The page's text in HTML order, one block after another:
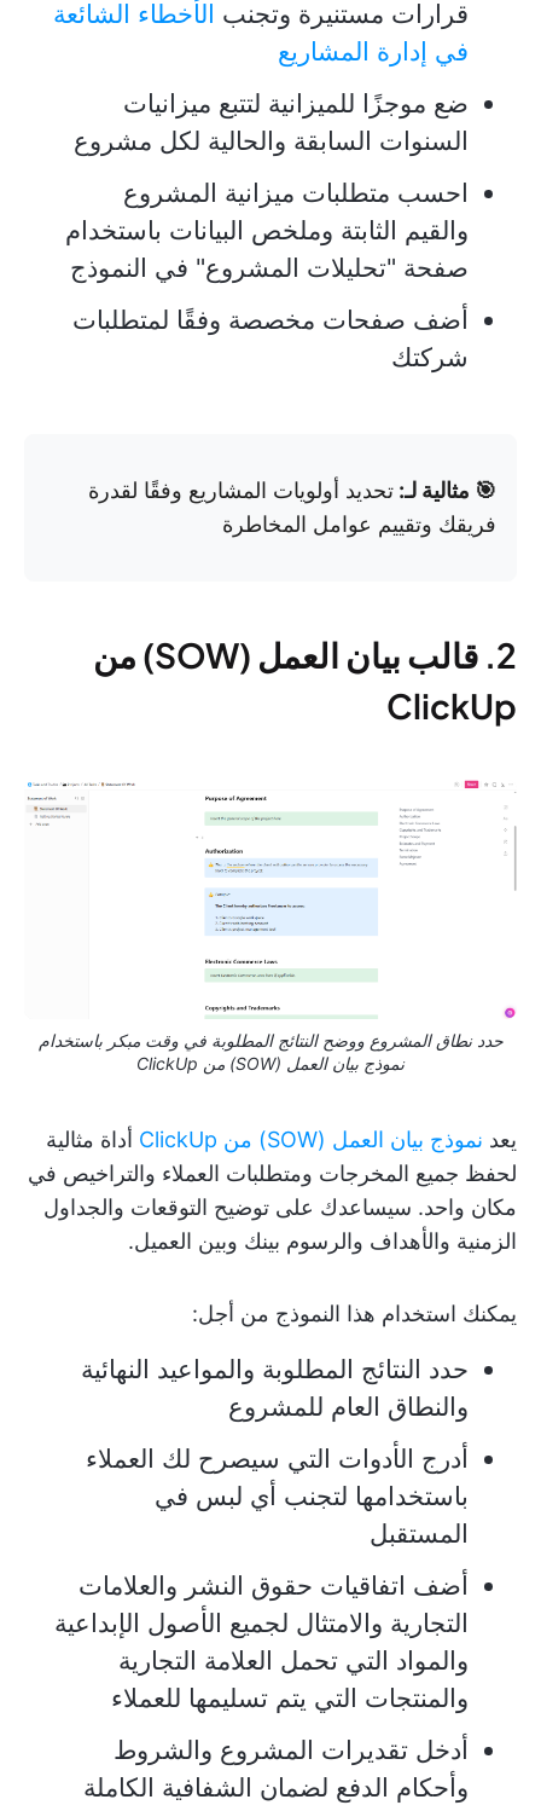
قرارات مستنيرة وتجنب الأخطاء الشائعة
في إدارة المشاريع
ضع موجزًا للميزانية لتتبع ميزانيات
السنوات السابقة والحالية لكل مشروع
احسب متطلبات ميزانية المشروع
والقيم الثابتة وملخص البيانات باستخدام
صفحة "تحليلات المشروع" في النموذج
أضف صفحات مخصصة وفقًا لمتطلبات
شركتك
🎯 مثالية لـ: تحديد أولويات المشاريع وفقًا لقدرة
فريقك وتقييم عوامل المخاطرة
2. قالب بيان العمل (SOW) من
ClickUp
حدد نطاق المشروع ووضح النتائج المطلوبة في وقت مبكر باستخدام
نموذج بيان العمل (SOW) من ClickUp
يعد نموذج بيان العمل (SOW) من ClickUp
أداة مثالية
لحفظ جميع المخرجات ومتطلبات العملاء والتراخيص في
مكان واحد. سيساعدك على توضيح التوقعات والجداول
الزمنية والأهداف والرسوم بينك وبين العميل.
يمكنك استخدام هذا النموذج من أجل:
حدد النتائج المطلوبة والمواعيد النهائية
والنطاق العام للمشروع
أدرج الأدوات التي سيصرح لك العملاء
باستخدامها لتجنب أي لبس في
المستقبل
أضف اتفاقيات حقوق النشر والعلامات
التجارية والامتثال لجميع الأصول الإبداعية
والمواد التي تحمل العلامة التجارية
والمنتجات التي يتم تسليمها للعملاء
أدخل تقديرات المشروع والشروط
وأحكام الدفع لضمان الشفافية الكاملة